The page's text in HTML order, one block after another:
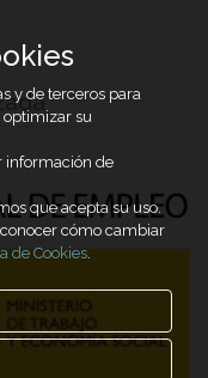
y de terceros para
optimizar su
información de
que acepta su uso.
cómo cambiar
de Cookies.